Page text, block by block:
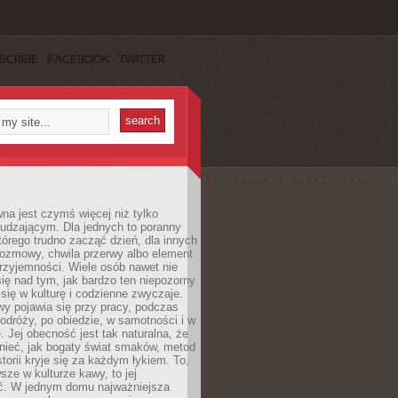
FACEBOOK TWITTER
jest czymś więcej niż tylko
Dla jednych to poranny
trudno zacząć dzień, dla innych
chwila przerwy albo element
Wiele osób nawet nie
nad tym, jak bardzo ten niepozorny
się w kulturę i codzienne zwyczaje.
pojawia się przy pracy, podczas
po obiedzie, w samotności i w
Jej obecność jest tak naturalna, że
jak bogaty świat smaków, metod
kryje się za każdym łykiem. To,
w kulturze kawy, to jej
W jednym domu najważniejsza